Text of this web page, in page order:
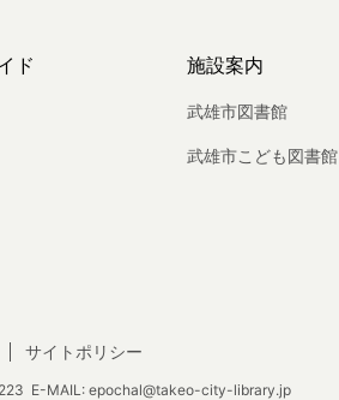
ド 施設案内
武雄市図書館
武雄市こども図書館
E-MAIL: epochal@takeo-city-library.jp
サイトポリシー